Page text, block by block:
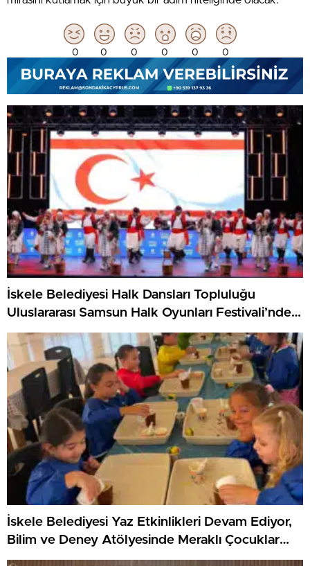
0 0 0 0 0 0
İskele Belediyesi Halk Dansları Topluluğu
Uluslararası Samsun Halk Oyunları Festivali’nde
KKTC’yi Gururla Temsil Ediyor
İskele Belediyesi Yaz Etkinlikleri Devam Ediyor,
Bilim ve Deney Atölyesinde Meraklı Çocuklar
Öne Çıktı